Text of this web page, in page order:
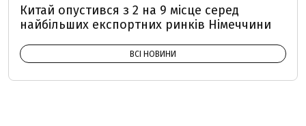
Китай опустився з 2 на 9 місце серед
найбільших експортних ринків Німеччини
ВСІ НОВИНИ